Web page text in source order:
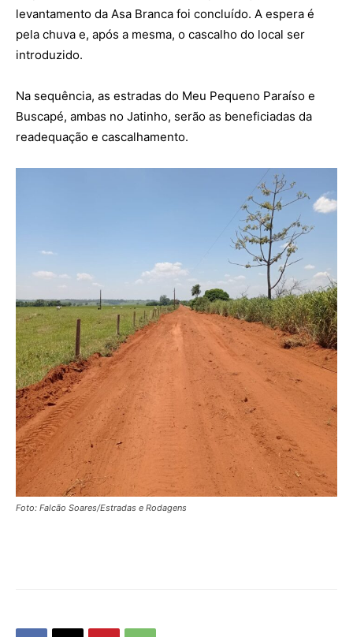
levantamento da Asa Branca foi concluído. A espera é
pela chuva e, após a mesma, o cascalho do local ser
introduzido.
Na sequência, as estradas do Meu Pequeno Paraíso e
Buscapé, ambas no Jatinho, serão as beneficiadas da
readequação e cascalhamento.
Foto: Falcão Soares/Estradas e Rodagens